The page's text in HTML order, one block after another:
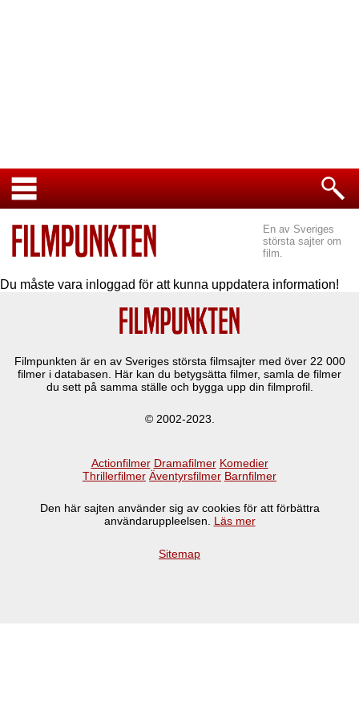
En av Sveriges
största sajter om
film.
Du måste vara inloggad för att kunna uppdatera information!
Filmpunkten är en av Sveriges största filmsajter med över 22 000
filmer i databasen. Här kan du betygsätta filmer, samla de filmer
du sett på samma ställe och bygga upp din filmprofil.
© 2002-2023.
Actionfilmer Dramafilmer Komedier
Thrillerfilmer Äventyrsfilmer Barnfilmer
Den här sajten använder sig av cookies för att förbättra
användaruppleelsen. Läs mer
Sitemap